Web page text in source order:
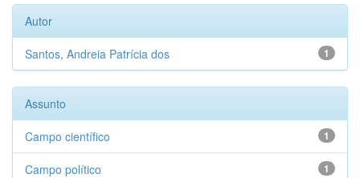
Autor
1
Santos, Andreia Patrícia dos
Assunto
1
Campo científico
1
Campo político